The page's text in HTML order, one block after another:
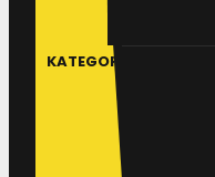
KATEGORIJE